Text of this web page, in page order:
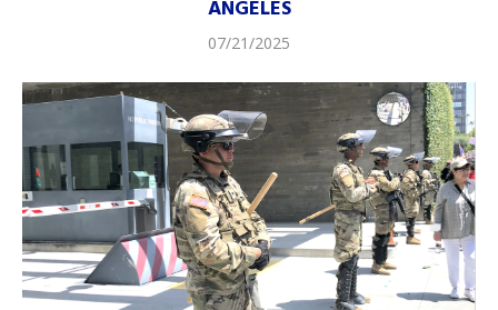
ÁNGELES
07/21/2025